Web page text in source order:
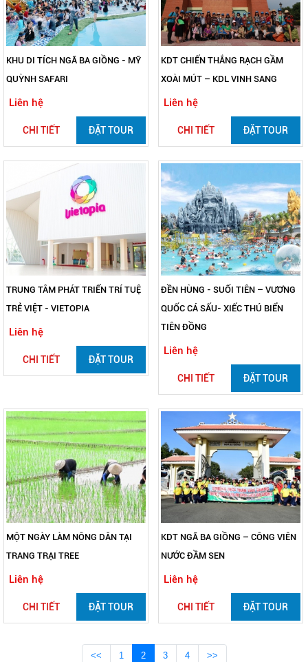
KHU DI TÍCH NGÃ BA GIỒNG - MỸ
QUỲNH SAFARI
Liên hệ
CHI TIẾT ĐẶT TOUR
KDT CHIẾN THẮNG RẠCH GẦM
XOÀI MÚT – KDL VINH SANG
Liên hệ
CHI TIẾT ĐẶT TOUR
TRUNG TÂM PHÁT TRIỂN TRÍ TUỆ
TRẺ VIỆT - VIETOPIA
Liên hệ
CHI TIẾT ĐẶT TOUR
ĐỀN HÙNG - SUỐI TIÊN – VƯƠNG
QUỐC CÁ SẤU- XIẾC THÚ BIỂN
TIÊN ĐỒNG
Liên hệ
CHI TIẾT ĐẶT TOUR
MỘT NGÀY LÀM NÔNG DÂN TẠI
TRANG TRẠI TREE
Liên hệ
CHI TIẾT ĐẶT TOUR
KDT NGÃ BA GIỒNG – CÔNG VIÊN
NƯỚC ĐẦM SEN
Liên hệ
CHI TIẾT ĐẶT TOUR
<< 1 2 3 4 >>